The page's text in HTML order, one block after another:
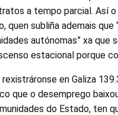
a tempo parcial. Así
quen subliña ademais
autónomas” xa que
estacional porque
en Galiza
que o desemprego
do Estado, ten